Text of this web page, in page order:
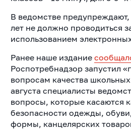
В ведомстве предупреждают,
лет не должно проводиться
использованием
Ранее наше издание
Роспотребнадзор запустил
вопросам качества
августа специалисты
вопросы, которые касаются
безопасности одежды,
формы, канцелярских